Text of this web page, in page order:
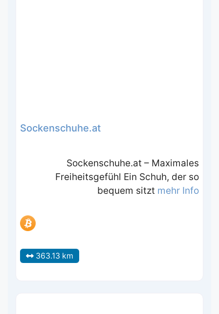
Sockenschuhe.at
Sockenschuhe.at – Maximales
Freiheitsgefühl Ein Schuh, der so
bequem sitzt mehr Info
363.13 km